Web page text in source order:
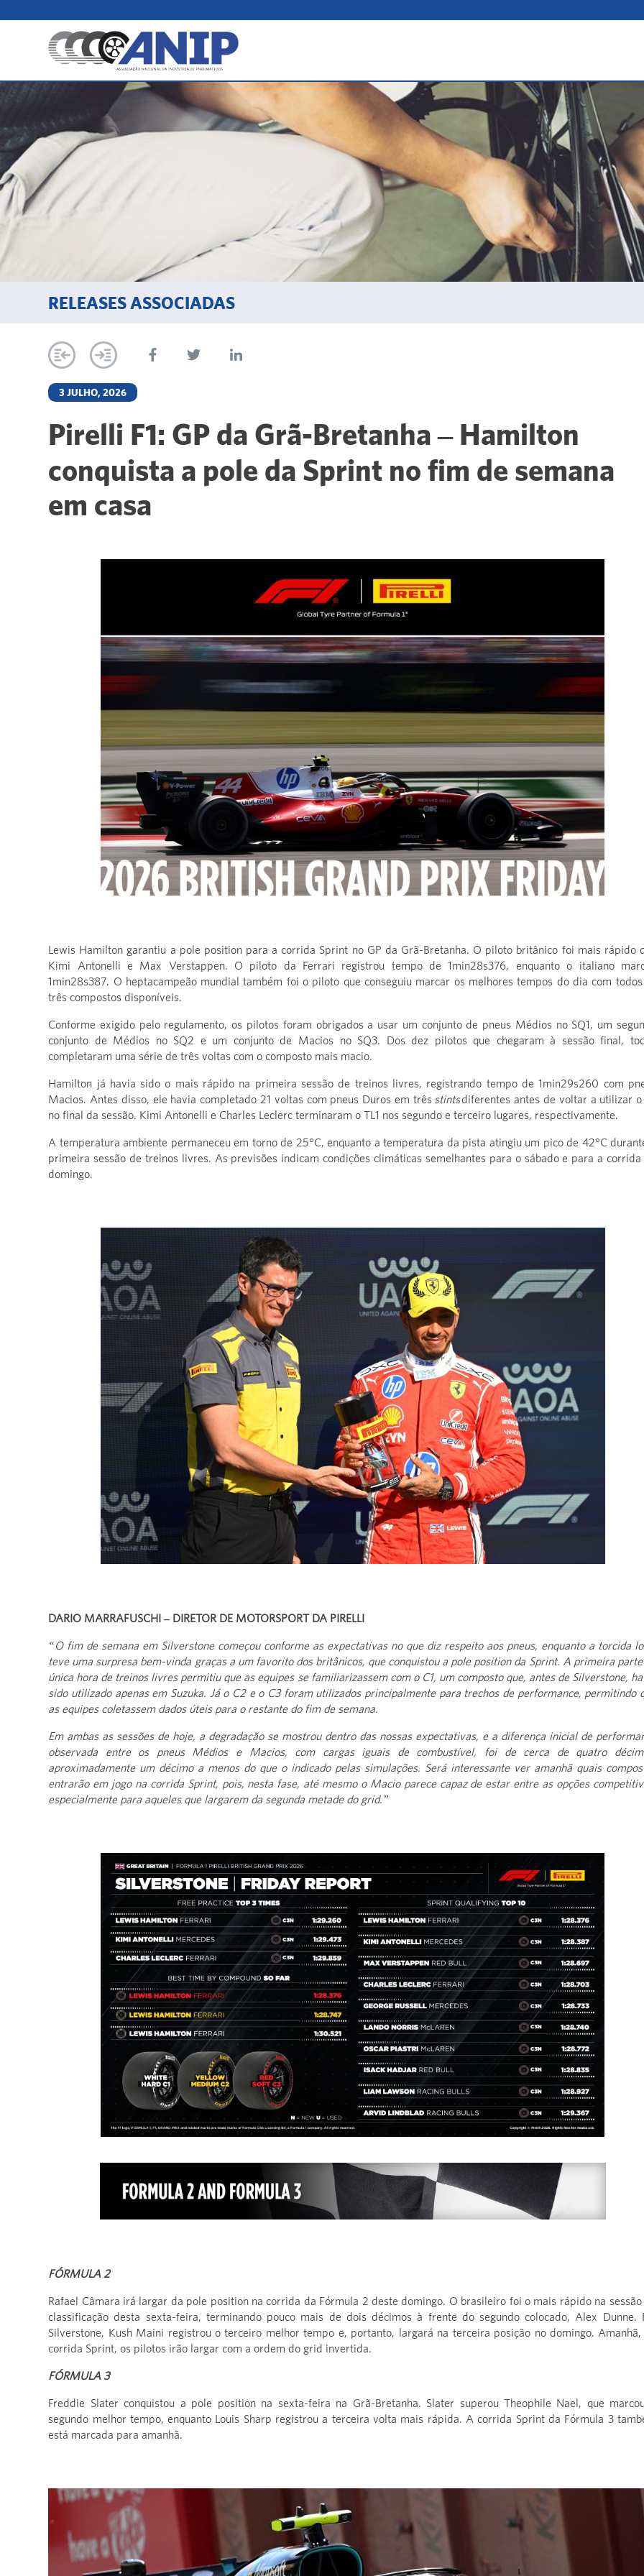
RELEASES ASSOCIADAS
3 JULHO, 2026
Pirelli F1: GP da Grã-Bretanha – Hamilton
conquista a pole da Sprint no fim de semana
em casa
Lewis Hamilton garantiu a pole position para a corrida Sprint no GP da Grã-Bretanha. O piloto britânico foi mais rápido
Kimi Antonelli e Max Verstappen. O piloto da Ferrari registrou tempo de 1min28s376, enquanto o italiano
1min28s387. O heptacampeão mundial também foi o piloto que conseguiu marcar os melhores tempos do dia com
três compostos disponíveis.
Conforme exigido pelo regulamento, os pilotos foram obrigados a usar um conjunto de pneus Médios no SQ1, um
conjunto de Médios no SQ2 e um conjunto de Macios no SQ3. Dos dez pilotos que chegaram à sessão final,
completaram uma série de três voltas com o composto mais macio.
Hamilton já havia sido o mais rápido na primeira sessão de treinos livres, registrando tempo de 1min29s260 com
Macios. Antes disso, ele havia completado 21 voltas com pneus Duros em três stintsdiferentes antes de voltar a utilizar o
no final da sessão. Kimi Antonelli e Charles Leclerc terminaram o TL1 nos segundo e terceiro lugares, respectivamente.
A temperatura ambiente permaneceu em torno de 25°C, enquanto a temperatura da pista atingiu um pico de 42°C
primeira sessão de treinos livres. As previsões indicam condições climáticas semelhantes para o sábado e para a corrida
domingo.
DARIO MARRAFUSCHI – DIRETOR DE MOTORSPORT DA PIRELLI
“O fim de semana em Silverstone começou conforme as expectativas no que diz respeito aos pneus, enquanto a torcida
teve uma surpresa bem-vinda graças a um favorito dos britânicos, que conquistou a pole position da Sprint. A primeira
única hora de treinos livres permitiu que as equipes se familiarizassem com o C1, um composto que, antes de Silverstone,
sido utilizado apenas em Suzuka. Já o C2 e o C3 foram utilizados principalmente para trechos de performance, permitindo
as equipes coletassem dados úteis para o restante do fim de semana.
Em ambas as sessões de hoje, a degradação se mostrou dentro das nossas expectativas, e a diferença inicial de
observada entre os pneus Médios e Macios, com cargas iguais de combustível, foi de cerca de quatro
aproximadamente um décimo a menos do que o indicado pelas simulações. Será interessante ver amanhã quais
entrarão em jogo na corrida Sprint, pois, nesta fase, até mesmo o Macio parece capaz de estar entre as opções
especialmente para aqueles que largarem da segunda metade do grid.”
FÓRMULA 2
Rafael Câmara irá largar da pole position na corrida da Fórmula 2 deste domingo. O brasileiro foi o mais rápido na sessão
classificação desta sexta-feira, terminando pouco mais de dois décimos à frente do segundo colocado, Alex Dunne.
Silverstone, Kush Maini registrou o terceiro melhor tempo e, portanto, largará na terceira posição no domingo. Amanhã,
corrida Sprint, os pilotos irão largar com a ordem do grid invertida.
FÓRMULA 3
Freddie Slater conquistou a pole position na sexta-feira na Grã-Bretanha. Slater superou Theophile Nael, que
segundo melhor tempo, enquanto Louis Sharp registrou a terceira volta mais rápida. A corrida Sprint da Fórmula 3
está marcada para amanhã.